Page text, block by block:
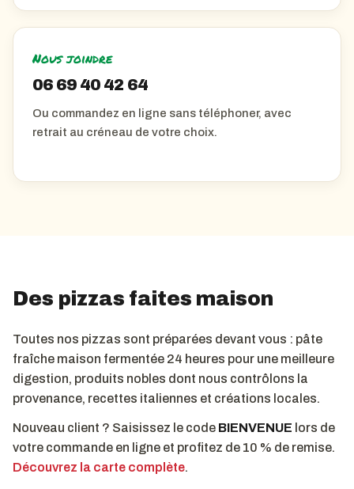
Nous joindre
06 69 40 42 64
Ou commandez en ligne sans téléphoner, avec
retrait au créneau de votre choix.
Des pizzas faites maison
Toutes nos pizzas sont préparées devant vous : pâte
fraîche maison fermentée 24 heures pour une meilleure
digestion, produits nobles dont nous contrôlons la
provenance, recettes italiennes et créations locales.
Nouveau client ? Saisissez le code BIENVENUE lors de
votre commande en ligne et profitez de 10 % de remise.
Découvrez la carte complète.